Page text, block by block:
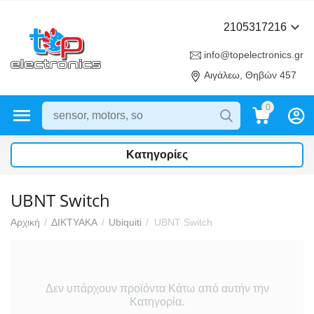
2105317216
info@topelectronics.gr
Αιγάλεω, Θηβών 457
0
Κατηγορίες
UBNT Switch
Αρχική / ΔΙΚΤΥΑΚΑ / Ubiquiti / UBNT Switch
Δεν υπάρχουν προϊόντα Κάτω από αυτήν την
Κατηγορία.